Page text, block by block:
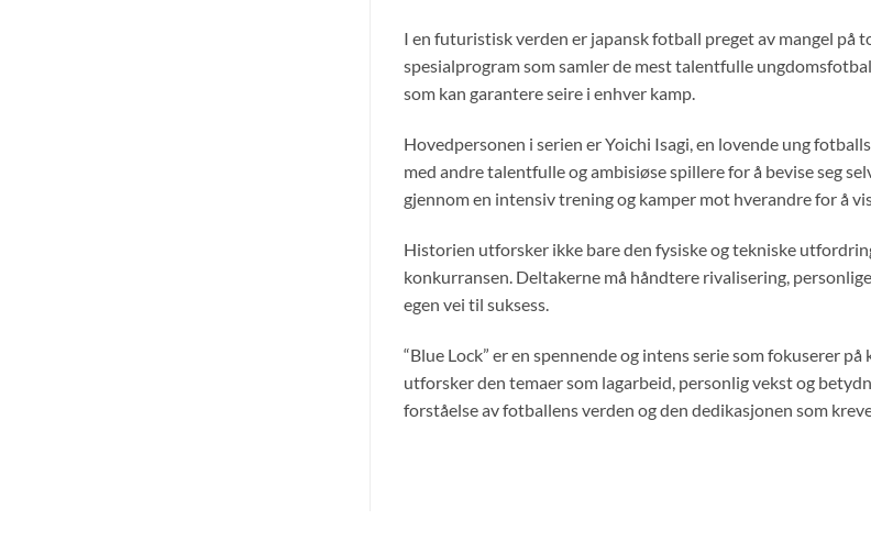
I en futuristisk verden er japansk fotball preget av mangel på
spesialprogram som samler de mest talentfulle
som kan garantere seire i enhver kamp.
Hovedpersonen i serien er Yoichi Isagi, en lovende ung
med andre talentfulle og ambisiøse spillere for å bevise seg
gjennom en intensiv trening og kamper mot hverandre for å
Historien utforsker ikke bare den fysiske og tekniske
konkurransen. Deltakerne må håndtere rivalisering,
egen vei til suksess.
“Blue Lock” er en spennende og intens serie som fokuserer
utforsker den temaer som lagarbeid, personlig vekst og
forståelse av fotballens verden og den dedikasjonen som